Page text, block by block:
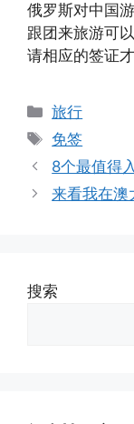
俄罗斯对中国
跟团来旅游可
请相应的签证
分
类
旅行
标
签
免签
8个最值得
来看我在澳
搜索